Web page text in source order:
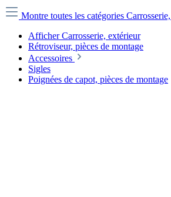
Montre toutes les catégories
Afficher Carrosserie, extérieur
Rétroviseur, pièces de montage
Accessoires
Sigles
Poignées de capot, pièces de montage